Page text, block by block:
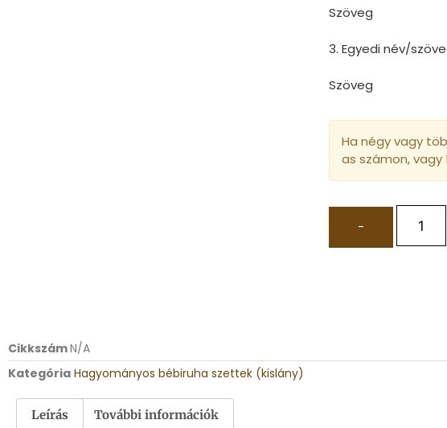
Szöveg
3. Egyedi név/
Szöveg
Ha négy vagy
as számon,
-
CikkszámN/A
Kategória Hagyományos bébiruha szettek (kislány)
Leírás További információk